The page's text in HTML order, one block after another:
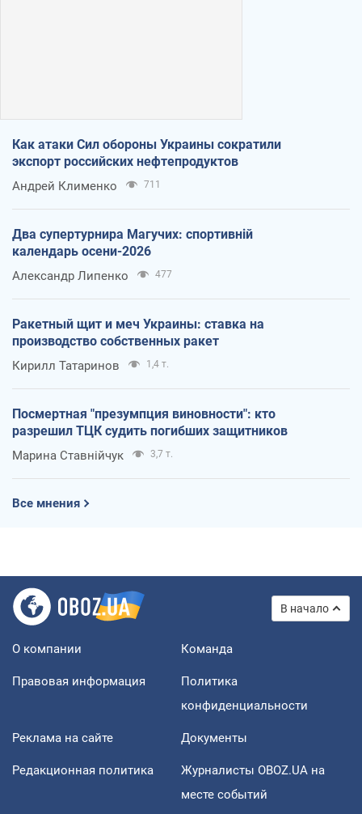
Как атаки Сил обороны Украины сократили
экспорт российских нефтепродуктов
Андрей Клименко 711
Два супертурнира Магучих: спортивній
календарь осени-2026
Александр Липенко 477
Ракетный щит и меч Украины: ставка на
производство собственных ракет
Кирилл Татаринов 1,4 т.
Посмертная "презумпция виновности": кто
разрешил ТЦК судить погибших защитников
Марина Ставнійчук 3,7 т.
Все мнения
В начало
О компании Команда
Правовая информация
Политика
конфиденциальности
Реклама на сайте Документы
Редакционная политика
Журналисты OBOZ.UA на
месте событий